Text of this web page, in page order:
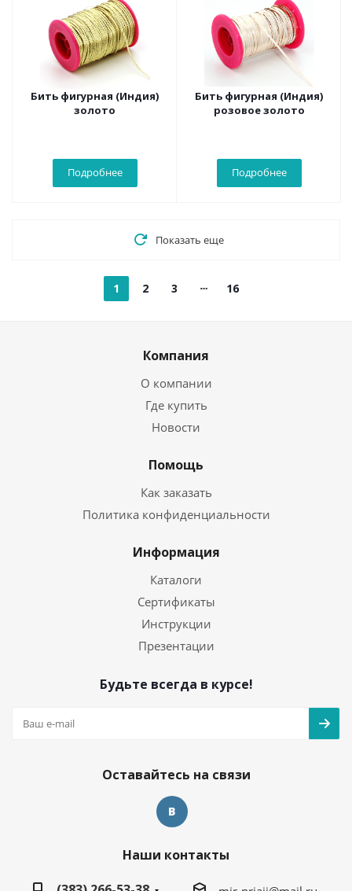
Бить фигурная (Индия)
золото
Подробнее
Бить фигурная (Индия)
розовое золото
Подробнее
Показать еще
1 2 3 16
Компания
О компании
Где купить
Новости
Помощь
Как заказать
Политика конфиденциальности
Информация
Каталоги
Сертификаты
Инструкции
Презентации
Будьте всегда в курсе!
Оставайтесь на связи
Наши контакты